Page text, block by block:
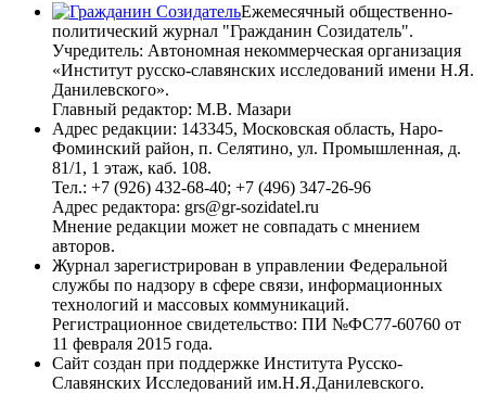
Ежемесячный общественно-
политический журнал "Гражданин Созидатель".
Учредитель: Автономная некоммерческая организация
«Институт русско-славянских исследований имени Н.Я.
Данилевского».
Главный редактор: М.В. Мазари
Адрес редакции: 143345, Московская область, Наро-
Фоминский район, п. Селятино, ул. Промышленная, д.
81/1, 1 этаж, каб. 108.
Тел.: +7 (926) 432-68-40; +7 (496) 347-26-96
Адрес редактора: grs@gr-sozidatel.ru
Мнение редакции может не совпадать с мнением
авторов.
Журнал зарегистрирован в управлении Федеральной
службы по надзору в сфере связи, информационных
технологий и массовых коммуникаций.
Регистрационное свидетельство: ПИ №ФС77-60760 от
11 февраля 2015 года.
Сайт создан при поддержке Института Русско-
Славянских Исследований им.Н.Я.Данилевского.